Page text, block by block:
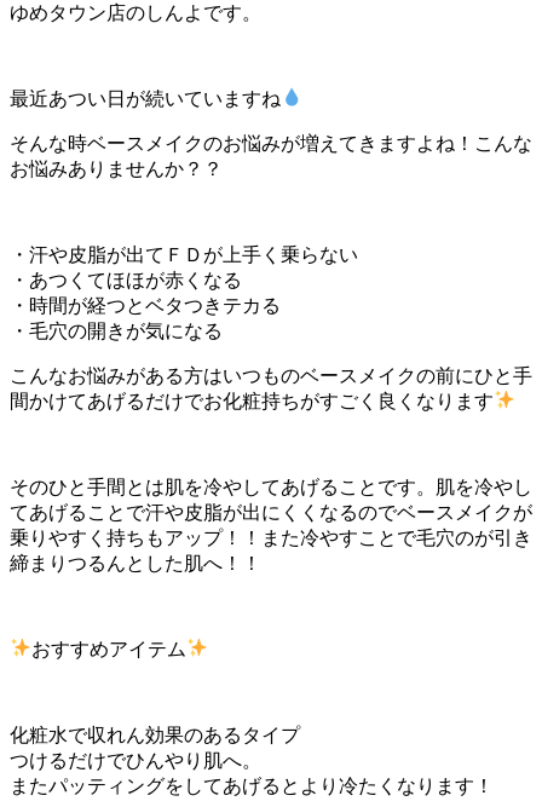
ゆめタウン店のしんよです。
最近あつい日が続いていますね
そんな時ベースメイクのお悩みが増えてきますよね！こんな
お悩みありませんか？？
・汗や皮脂が出てＦＤが上手く乗らない
・あつくてほほが赤くなる
・時間が経つとベタつきテカる
・毛穴の開きが気になる
こんなお悩みがある方はいつものベースメイクの前にひと手
間かけてあげるだけでお化粧持ちがすごく良くなります
そのひと手間とは肌を冷やしてあげることです。肌を冷やし
てあげることで汗や皮脂が出にくくなるのでベースメイクが
乗りやすく持ちもアップ！！また冷やすことで毛穴のが引き
締まりつるんとした肌へ！！
おすすめアイテム
化粧水で収れん効果のあるタイプ
つけるだけでひんやり肌へ。
またパッティングをしてあげるとより冷たくなります！